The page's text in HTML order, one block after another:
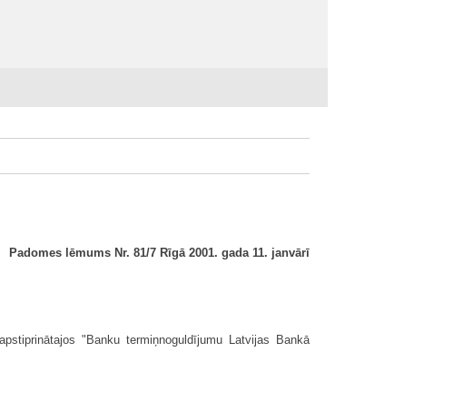
Padomes lēmums Nr. 81/7 Rīgā 2001. gada 11. janvārī
"Banku termiņnoguldījumu Latvijas Bankā